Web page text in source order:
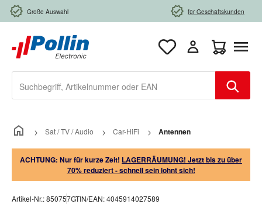
Zum Hauptinhalt springen
Große Auswahl für Geschäftskunden
Sat / TV / Audio Car-HiFi Antennen
ACHTUNG: Nur für kurze Zeit! LAGERRÄUMUNG! Jetzt bis zu über
70% reduziert - schnell sein lohnt sich!
Artikel-Nr.:850757GTIN/EAN:4045914027589